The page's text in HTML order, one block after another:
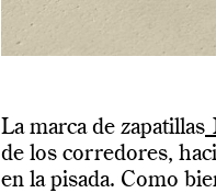
La marca de zapatillas
de los corredores,
en la pisada. Como